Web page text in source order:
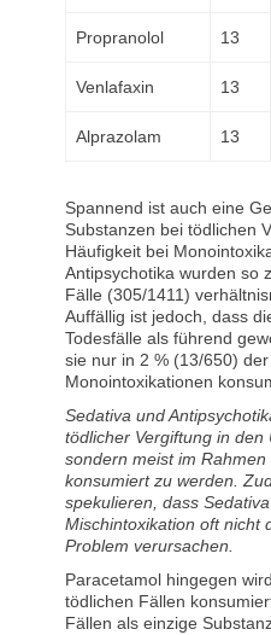
Propranolol 13
Venlafaxin 13
Alprazolam 13
Spannend ist auch eine
Substanzen bei tödlichen
Häufigkeit bei
Antipsychotika wurden so
Fälle (305/1411)
Auffällig ist jedoch, dass
Todesfälle als führend
sie nur in 2 % (13/650)
Monointoxikationen
Sedativa und
tödlicher Vergiftung in den
sondern meist im
konsumiert zu werden.
spekulieren, dass
Mischintoxikation oft nicht
Problem verursachen.
Paracetamol hingegen
tödlichen Fällen
Fällen als einzige